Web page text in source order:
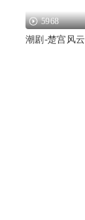
5968
潮剧-楚宫风云